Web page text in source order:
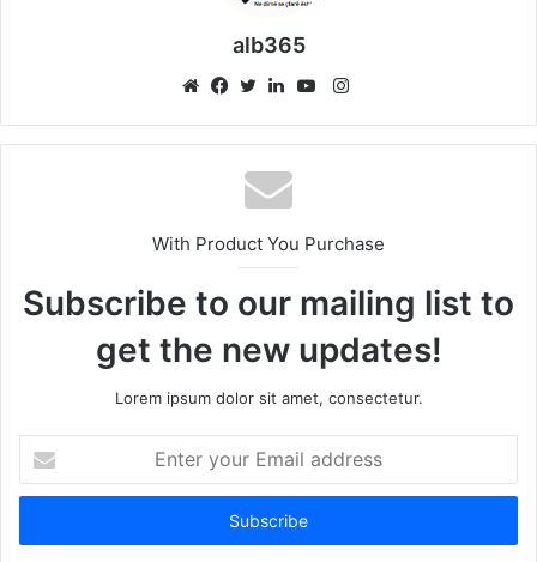
alb365
Instagram
With Product You Purchase
Subscribe to our mailing list to
get the new updates!
Lorem ipsum dolor sit amet, consectetur.
your
Email